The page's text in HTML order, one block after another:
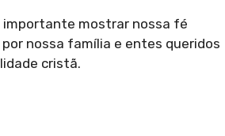
importante mostrar nossa fé
nossa família e entes queridos
cristã.